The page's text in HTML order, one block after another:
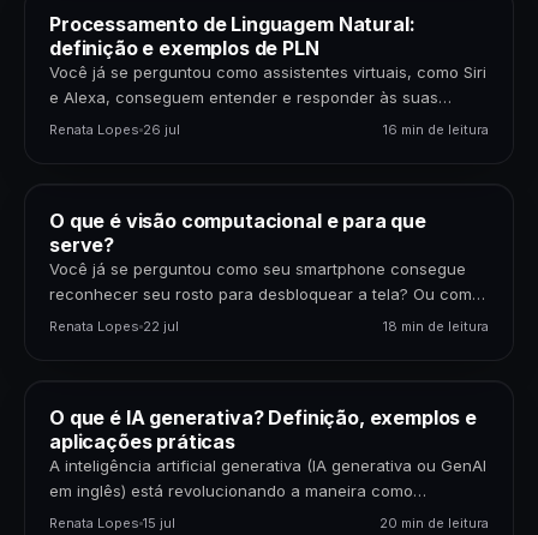
Processamento de Linguagem Natural:
definição e exemplos de PLN
Você já se perguntou como assistentes virtuais, como Siri
e Alexa, conseguem entender e responder às suas
perguntas? Ou como os tradutores automáticos
Renata Lopes 26 jul 16 min de leitura
O que é visão computacional e para que
serve?
Você já se perguntou como seu smartphone consegue
reconhecer seu rosto para desbloquear a tela? Ou como
carros autônomos conseguem detectar pedestres e
Renata Lopes 22 jul 18 min de leitura
O que é IA generativa? Definição, exemplos e
aplicações práticas
A inteligência artificial generativa (IA generativa ou GenAI
em inglês) está revolucionando a maneira como
interagimos com a tecnologia, transformando campos
Renata Lopes 15 jul 20 min de leitura